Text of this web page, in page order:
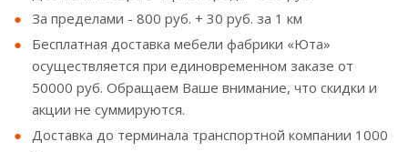
За пределами - 800 руб. + 30 руб. за 1 км
Бесплатная доставка мебели фабрики «Юта»
осуществляется при единовременном заказе от
50000 руб. Обращаем Ваше внимание, что скидки и
акции не суммируются.
Доставка до терминала транспортной компании 1000